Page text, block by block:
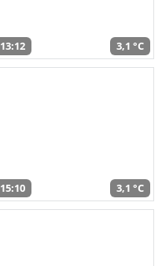
13:12 3,1 °C
15:10 3,1 °C